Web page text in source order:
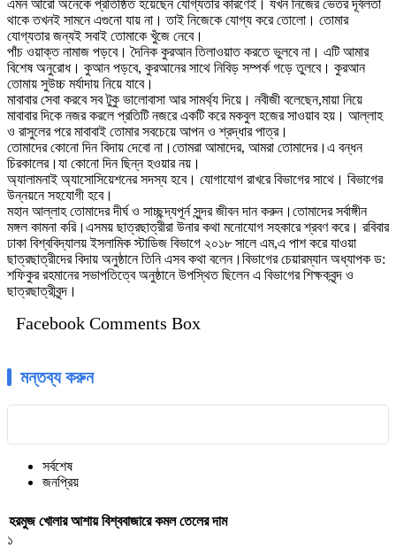
এমন আরো অনেকে প্রতিষ্ঠিত হয়েছেন যোগ্যতার কারণেই। যখন নিজের ভেতর দূর্বলতা
থাকে তখনই সামনে এগুনো যায় না। তাই নিজেকে যোগ্য করে তোলো। তোমার
যোগ্যতার জন্যই সবাই তোমাকে খুঁজে নেবে।
পাঁচ ওয়াক্ত নামাজ পড়বে। দৈনিক কুরআন তিলাওয়াত করতে ভুলবে না। এটি আমার
বিশেষ অনুরোধ। কুআন পড়বে, কুরআনের সাথে নিবিড় সম্পর্ক গড়ে তুলবে। কুরআন
তোমায় সুউচ্চ মর্যাদায় নিয়ে যাবে।
মাবাবার সেবা করবে সব টুকু ভালোবাসা আর সামর্থ্য দিয়ে। নবীজী বলেছেন,মায়া নিয়ে
মাবাবার দিকে নজর করলে প্রতিটি নজরে একটি করে মকবুল হজের সাওয়াব হয়। আল্লাহ
ও রাসুলের পরে মাবাবাই তোমার সবচেয়ে আপন ও শ্রদ্ধার পাত্র।
তোমাদের কোনো দিন বিদায় দেবো না।তোমরা আমাদের, আমরা তোমাদের।এ বন্ধন
চিরকালের।যা কোনো দিন ছিন্ন হওয়ার নয়।
অ্যালামনাই অ্যাসোসিয়েশনের সদস্য হবে। যোগাযোগ রাখরে বিভাগের সাথে। বিভাগের
উন্নয়নে সহযোগী হবে।
মহান আল্লাহ তোমাদের দীর্ঘ ও সাচ্ছন্দ্যপূর্ন সুন্দর জীবন দান করুন।তোমাদের সর্বাঙ্গীন
মঙ্গল কামনা করি।এসময় ছাত্রছাত্রীরা উনার কথা মনোযোগ সহকারে শ্রবণ করে। রবিবার
ঢাকা বিশ্ববিদ্যালয় ইসলামিক স্টাডিজ বিভাগে ২০১৮ সালে এম,এ পাশ করে যাওয়া
ছাত্রছাত্রীদের বিদায় অনুষ্ঠানে তিনি এসব কথা বলেন।বিভাগের চেয়ারম্যান অধ্যাপক ড:
শফিকুর রহমানের সভাপতিত্বে অনুষ্ঠানে উপস্থিত ছিলেন এ বিভাগের শিক্ষকবৃন্দ ও
ছাত্রছাত্রীবৃন্দ।
Facebook Comments Box
মন্তব্য করুন
সর্বশেষ
জনপ্রিয়
হরমুজ খোলার আশায় বিশ্ববাজারে কমল তেলের দাম
১